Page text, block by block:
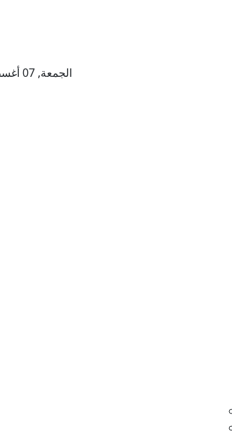
الجمعة, 07 أغسطس 2026 – 24 صفر 1448 هـ